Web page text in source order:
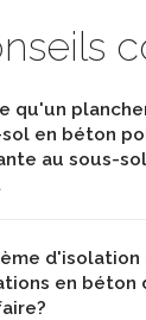
qu'un
en béton
au sous-
d'isolation
en béton